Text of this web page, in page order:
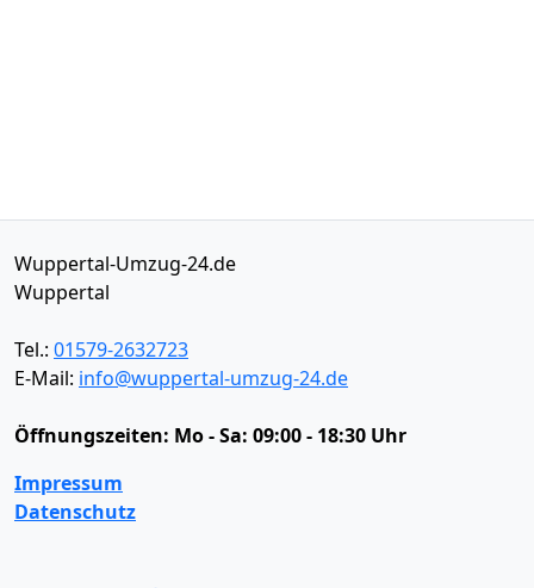
Wuppertal-Umzug-24.de
Wuppertal
Tel.: 01579-2632723
E-Mail: info@wuppertal-umzug-24.de
Öffnungszeiten: Mo - Sa: 09:00 - 18:30 Uhr
Impressum
Datenschutz